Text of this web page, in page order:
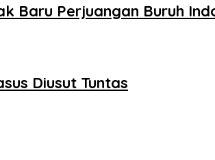
Baru Perjuangan Buruh
Diusut Tuntas